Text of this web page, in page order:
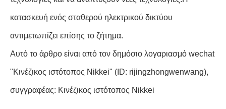
κατασκευή ενός σταθερού ηλεκτρικού δικτύου
αντιμετωπίζει επίσης το ζήτημα.
Αυτό το άρθρο είναι από τον δημόσιο λογαριασμό wechat
"Κινέζικος ιστότοπος Nikkei" (ID: rijingzhongwenwang),
συγγραφέας: Κινέζικος ιστότοπος Nikkei